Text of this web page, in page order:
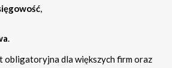
,
.
obligatoryjna dla większych firm oraz